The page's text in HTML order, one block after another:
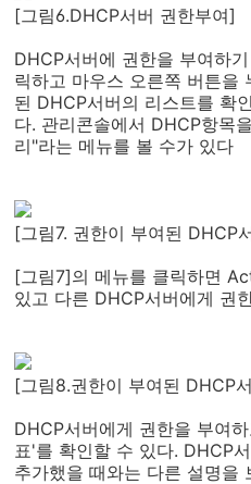
[그림6.DHCP서버 권한부여]
DHCP서버에 권한을 부여하
릭하고 마우스 오른쪽 버튼을
된 DHCP서버의 리스트를 확
다. 관리콘솔에서 DHCP항목
리"라는 메뉴를 볼 수가 있다
[그림7. 권한이 부여된 DHCP
[그림7]의 메뉴를 클릭하면
있고 다른 DHCP서버에게 권
[그림8.권한이 부여된 DHCP
DHCP서버에게 권한을 부여
표'를 확인할 수 있다. DHCP
추가했을 때와는 다른 설명을